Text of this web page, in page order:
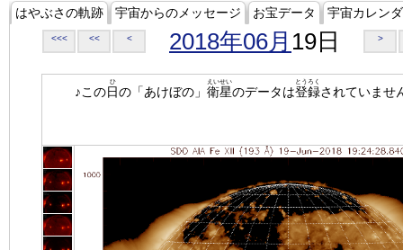
はやぶさの軌跡 宇宙からのメッセージ お宝データ 宇宙カレン
<<< << < 2018年06月 19日 >
♪この日
ひ
の「あけぼの」 衛星
えいせい
のデータは登録
とうろく
されていませ